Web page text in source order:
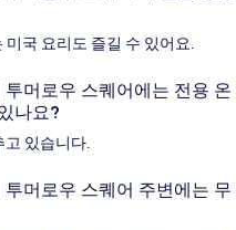
국 요리도 즐길 수 있어요.
머로우 스퀘어에는 전용 온
나요?
고 있습니다.
머로우 스퀘어 주변에는 무